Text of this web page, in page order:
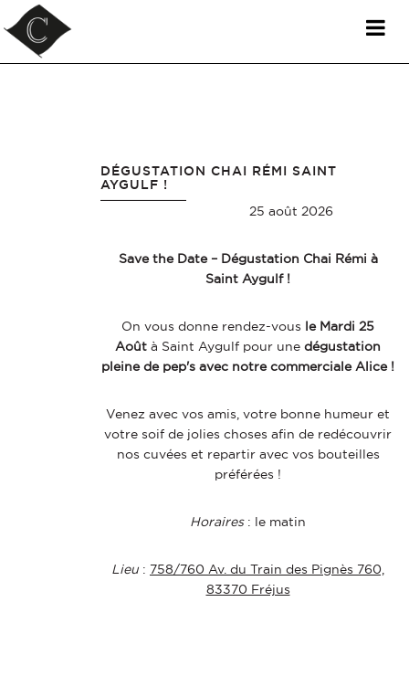
DOMAINE LA COURTADE - NOS ACTUALITÉS
DÉGUSTATION CHAI RÉMI SAINT
AYGULF !
25 août 2026
Save the Date – Dégustation Chai Rémi à
Saint Aygulf !
On vous donne rendez-vous le Mardi 25
Août à Saint Aygulf pour une dégustation
pleine de pep's avec notre commerciale Alice !
Venez avec vos amis, votre bonne humeur et
votre soif de jolies choses afin de redécouvrir
nos cuvées et repartir avec vos bouteilles
préférées !
Horaires: le matin
Lieu : 758/760 Av. du Train des Pignès 760,
83370 Fréjus
Panneau de gestion des cookies